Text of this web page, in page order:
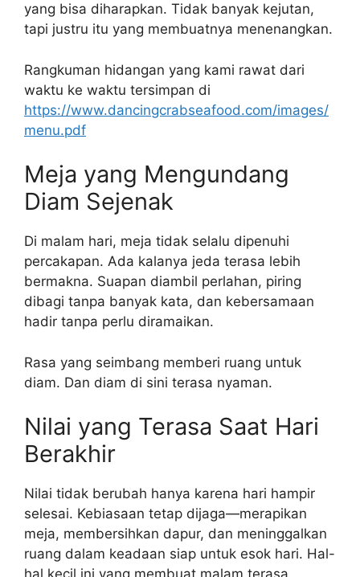
yang bisa diharapkan. Tidak banyak kejutan,
tapi justru itu yang membuatnya menenangkan.
Rangkuman hidangan yang kami rawat dari
waktu ke waktu tersimpan di
https://www.dancingcrabseafood.com/images/
menu.pdf
Meja yang Mengundang
Diam Sejenak
Di malam hari, meja tidak selalu dipenuhi
percakapan. Ada kalanya jeda terasa lebih
bermakna. Suapan diambil perlahan, piring
dibagi tanpa banyak kata, dan kebersamaan
hadir tanpa perlu diramaikan.
Rasa yang seimbang memberi ruang untuk
diam. Dan diam di sini terasa nyaman.
Nilai yang Terasa Saat Hari
Berakhir
Nilai tidak berubah hanya karena hari hampir
selesai. Kebiasaan tetap dijaga—merapikan
meja, membersihkan dapur, dan meninggalkan
ruang dalam keadaan siap untuk esok hari. Hal-